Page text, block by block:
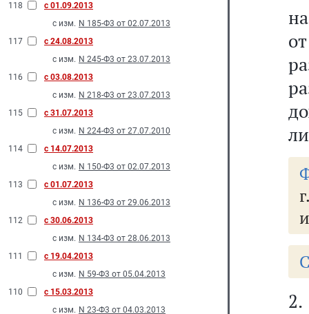
118
с 01.09.2013
с изм. N 185-Ф3 от 02.07.2013
117
с 24.08.2013
с изм. N 245-Ф3 от 23.07.2013
116
с 03.08.2013
с изм. N 218-Ф3 от 23.07.2013
115
с 31.07.2013
с изм. N 224-Ф3 от 27.07.2010
114
с 14.07.2013
с изм. N 150-Ф3 от 02.07.2013
113
с 01.07.2013
с изм. N 136-Ф3 от 29.06.2013
112
с 30.06.2013
с изм. N 134-Ф3 от 28.06.2013
111
с 19.04.2013
с изм. N 59-Ф3 от 05.04.2013
110
с 15.03.2013
с изм. N 23-Ф3 от 04.03.2013